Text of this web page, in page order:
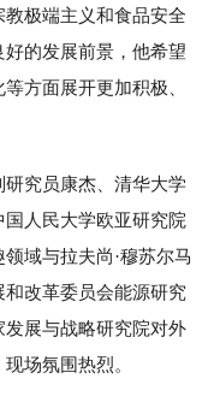
极端主义和食品安全
的发展前景，他希望
方面展开更加积极、
究员康杰、清华大学
人民大学欧亚研究院
域与拉夫尚·穆苏尔马
改革委员会能源研究
展与战略研究院对外
场氛围热烈。